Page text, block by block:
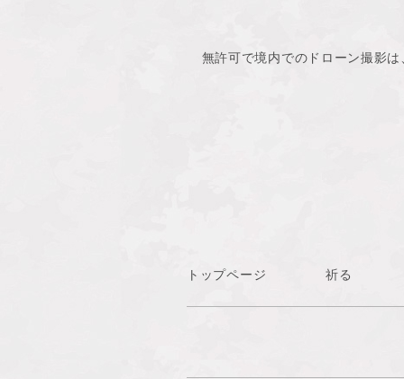
無許可で境内でのドローン撮影
トップページ 祈る